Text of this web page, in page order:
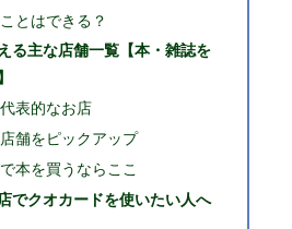
とはできる？
る主な店舗一覧【本・雑誌を
表的なお店
舗をピックアップ
本を買うならここ
でクオカードを使いたい人へ